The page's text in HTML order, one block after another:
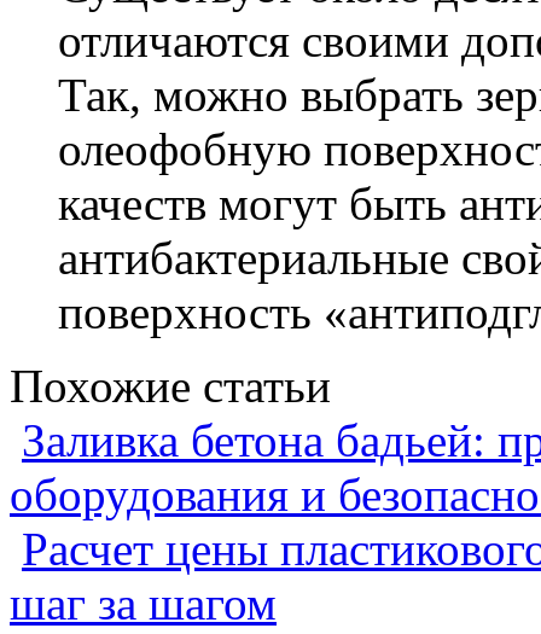
отличаются своими
Так, можно выбрать
олеофобную
качеств могут быть
антибактериальные
поверхность
Похожие статьи
Заливка бетона бадьей:
оборудования и
Расчет цены
шаг за шагом